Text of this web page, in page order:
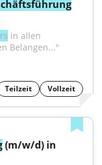
in allen
Belangen..."
Teilzeit Vollzeit
(m/w/d) in